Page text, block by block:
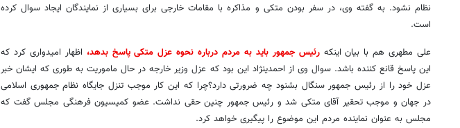
نظام نشود. به گفته وی، در سفر بودن متکی و مذاکره با مقامات خارجی برای بسیاری از نمایندگان ایجاد سوال کرده
است.
علی مطهری هم با بیان اینکهرئیس جمهور باید به مردم درباره نحوه عزل متکی پاسخ بدهد، اظهار امیدواری کرد که
این پاسخ قانع کننده باشد. سوال وی از احمدی‏نژاد این بود که عزل وزیر خارجه در حال ماموریت به طوری که ایشان خبر
عزل خود را از رئیس جمهور سنگال بشنود چه ضرورتی دارد؟چرا که این کار موجب تنزل جایگاه نظام جمهوری اسلامی
در جهان و موجب تحقیر آقای متکی شد و رئیس جمهور چنین حقی نداشت. عضو کمیسیون فرهنگی مجلس گفت که
مجلس به عنوان نماینده مردم این موضوع را پیگیری خواهد کرد.